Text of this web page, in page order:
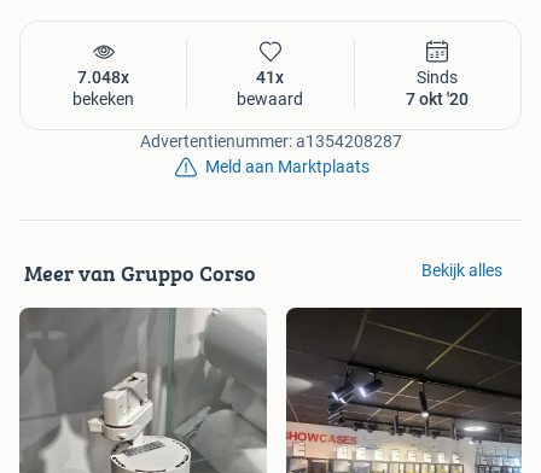
7.048x
bekeken
41x
bewaard
Sinds
7 okt '20
Advertentienummer: a1354208287
Meld aan Marktplaats
Meer van Gruppo Corso Bekijk alles